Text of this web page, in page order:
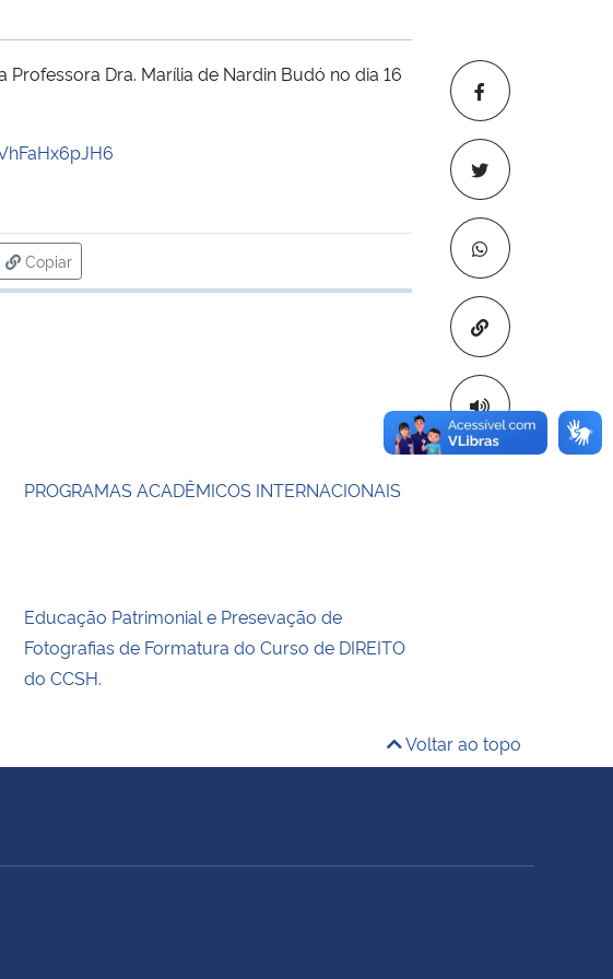
Copiar para
Dra. Marília de Nardin Budó no dia 16
Copiar
para área de transferência
PROGRAMAS ACADÊMICOS INTERNACIONAIS
Educação Patrimonial e Presevação de
Fotografias de Formatura do Curso de DIREITO
do CCSH.
Voltar ao topo